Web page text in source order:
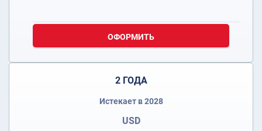
ОФОРМИТЬ
2 ГОДА
Истекает в 2028
USD